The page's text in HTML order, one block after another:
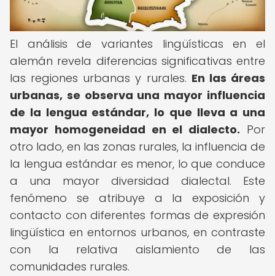
El análisis de variantes lingüísticas en el
alemán revela diferencias significativas entre
las regiones urbanas y rurales. En las áreas
urbanas, se observa una mayor influencia
de la lengua estándar, lo que lleva a una
mayor homogeneidad en el dialecto. Por
otro lado, en las zonas rurales, la influencia de
la lengua estándar es menor, lo que conduce
a una mayor diversidad dialectal. Este
fenómeno se atribuye a la exposición y
contacto con diferentes formas de expresión
lingüística en entornos urbanos, en contraste
con la relativa aislamiento de las
comunidades rurales.